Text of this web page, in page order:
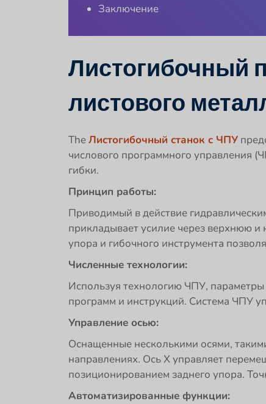
Заключение
Листогибочный
листового
TheЛистогибочный станок с ЧПУ
числового программного управления
гибки.
Принцип работы:
Приводимый в действие
прикладывает усилие через верхнюю
упора и гибочного инструмента
Численные технологии:
Используя технологию ЧПУ, параметры
программ и инструкций. Система ЧПУ
Управление осью:
Оснащенные несколькими осями,
направлениях. Ось X управляет
позиционированием заднего упора.
Автоматизированные функции: